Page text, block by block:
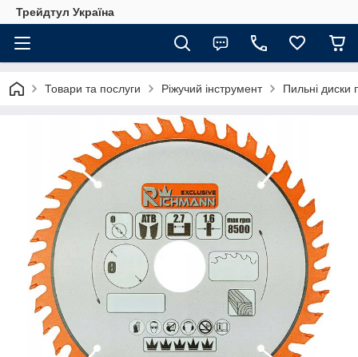
Трейдтул Україна
Товари та послуги Ріжучий інструмент Пильні диски